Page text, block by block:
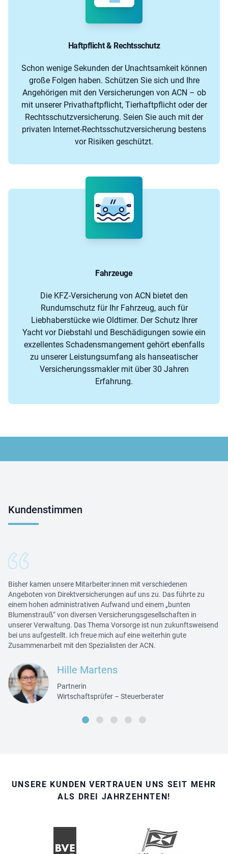
Haftpflicht & Rechtsschutz
Schon wenige Sekunden der Unachtsamkeit können
große Folgen haben. Schützen Sie sich und Ihre
Angehörigen mit den Versicherungen von ACN – ob
mit unserer Privathaftpflicht, Tierhaftpflicht oder der
Rechtsschutzversicherung. Seien Sie auch mit der
privaten Internet-Rechtsschutzversicherung bestens
vor Risiken geschützt.
Fahrzeuge
Die KFZ-Versicherung von ACN bietet den
Rundumschutz für Ihr Fahrzeug, auch für
Liebhaberstücke wie Oldtimer. Der Schutz Ihrer
Yacht vor Diebstahl und Beschädigungen sowie ein
exzellentes Schadensmangement gehört ebenfalls
zu unserer Leistungsumfang als hanseatischer
Versicherungssmakler mit über 30 Jahren
Erfahrung.
Kundenstimmen
Bisher kamen unsere Mitarbeiter:innen mit verschiedenen
Angeboten von Direktversicherungen auf uns zu. Das führte zu
einem hohen administrativen Aufwand und einem „bunten
Blumenstrauß“ von diversen Versicherungsgesellschaften in
unserer Verwaltung. Das Thema Vorsorge ist nun zukunftsweisend
bei uns aufgestellt. Ich freue mich auf eine weiterhin gute
Zusammenarbeit mit den Spezialisten der ACN.
Hille Martens
Partnerin
Wirtschaftsprüfer – Steuerberater
UNSERE KUNDEN VERTRAUEN UNS SEIT MEHR
ALS DREI JAHRZEHNTEN!